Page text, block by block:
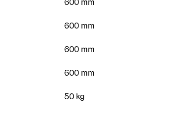
600 mm
600 mm
600 mm
50 kg